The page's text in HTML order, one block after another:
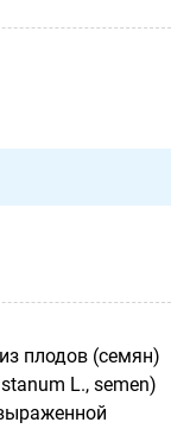
плодов (семян)
L., semen)